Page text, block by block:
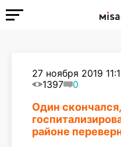
27 ноября 2019
1397
0
Один
районе